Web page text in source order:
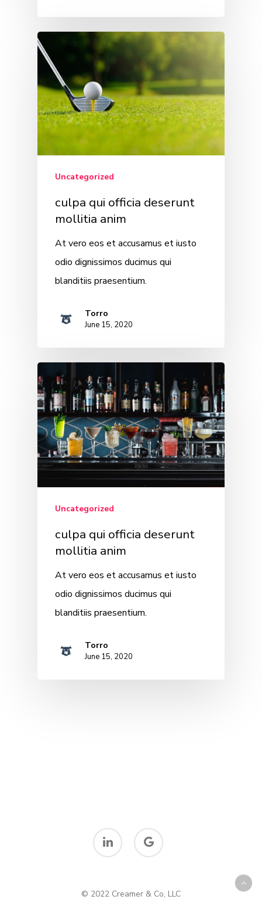
Uncategorized
culpa qui officia deserunt
mollitia anim
At vero eos et accusamus et iusto
odio dignissimos ducimus qui
blanditiis praesentium.
Torro
June 15, 2020
Uncategorized
culpa qui officia deserunt
mollitia anim
At vero eos et accusamus et iusto
odio dignissimos ducimus qui
blanditiis praesentium.
Torro
June 15, 2020
linkedin
google-
plus
© 2022 Creamer & Co, LLC